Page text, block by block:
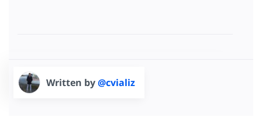
Written by@cvializ